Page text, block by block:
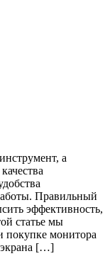
а
Правильный
эффективность,
статье мы
покупке монитора
экрана […]